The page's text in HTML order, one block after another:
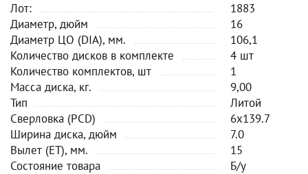
Лот:
1883
Диаметр, дюйм
16
Диаметр ЦО (DIA), мм.
106,1
Количество дисков в комплекте
4 шт
Количество комплектов, шт
1
Масса диска, кг.
9,00
Тип
Литой
Сверловка (PCD)
6x139.7
Ширина диска, дюйм
7.0
Вылет (ET), мм.
15
Состояние товара
Б/у